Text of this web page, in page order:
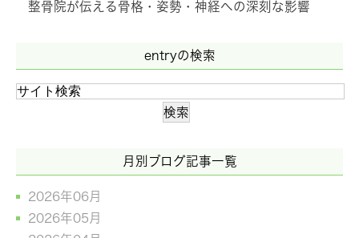
整骨院が伝える骨格・姿勢・神経への深刻な影響
entryの検索
月別ブログ記事一覧
2026年06月
2026年05月